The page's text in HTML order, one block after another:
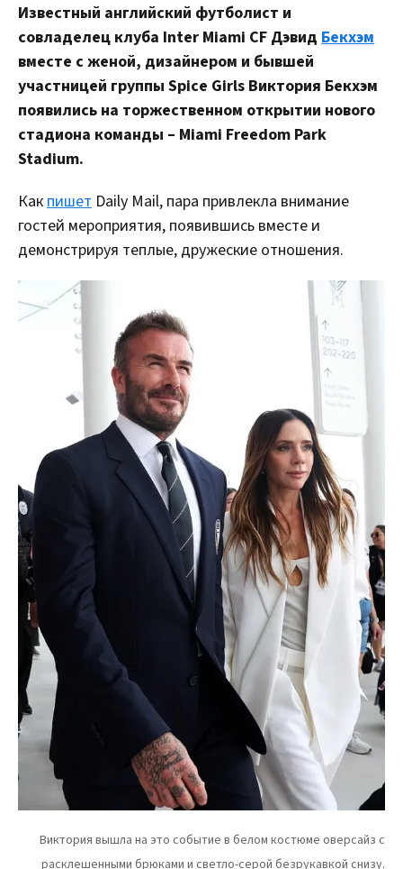
Известный английский футболист и
совладелец клуба Inter Miami CF Дэвид Бекхэм
вместе с женой, дизайнером и бывшей
участницей группы Spice Girls Виктория Бекхэм
появились на торжественном открытии нового
стадиона команды – Miami Freedom Park
Stadium.
Как пишет Daily Mail, пара привлекла внимание
гостей мероприятия, появившись вместе и
демонстрируя теплые, дружеские отношения.